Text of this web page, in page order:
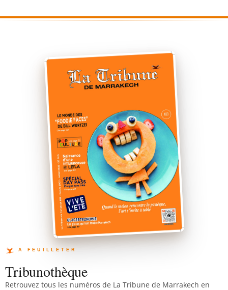
Tribunothèque
Retrouvez tous les numéros de La Tribune de Marrakech en